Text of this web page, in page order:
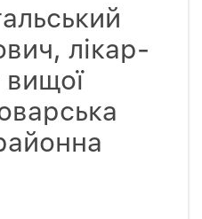
лікар-
вищої